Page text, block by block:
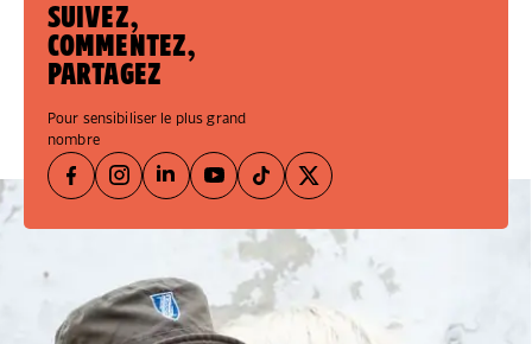
SUIVEZ,
COMMENTEZ,
PARTAGEZ
Pour sensibiliser le plus grand
nombre